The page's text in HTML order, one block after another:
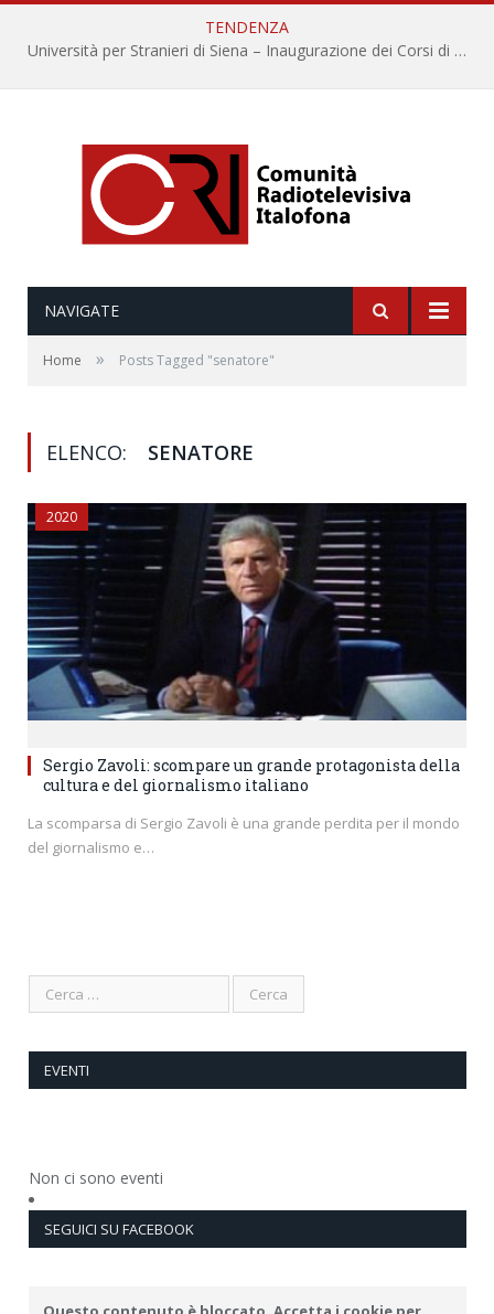
TENDENZA
Università per Stranieri di Siena – Inaugurazione dei Corsi di Lingua e Cultura Italiana, 109a annata
NAVIGATE
Home » Posts Tagged "senatore"
ELENCO: SENATORE
2020
Sergio Zavoli: scompare un grande protagonista della
cultura e del giornalismo italiano
La scomparsa di Sergio Zavoli è una grande perdita per il mondo
del giornalismo e…
EVENTI
Non ci sono eventi
SEGUICI SU FACEBOOK